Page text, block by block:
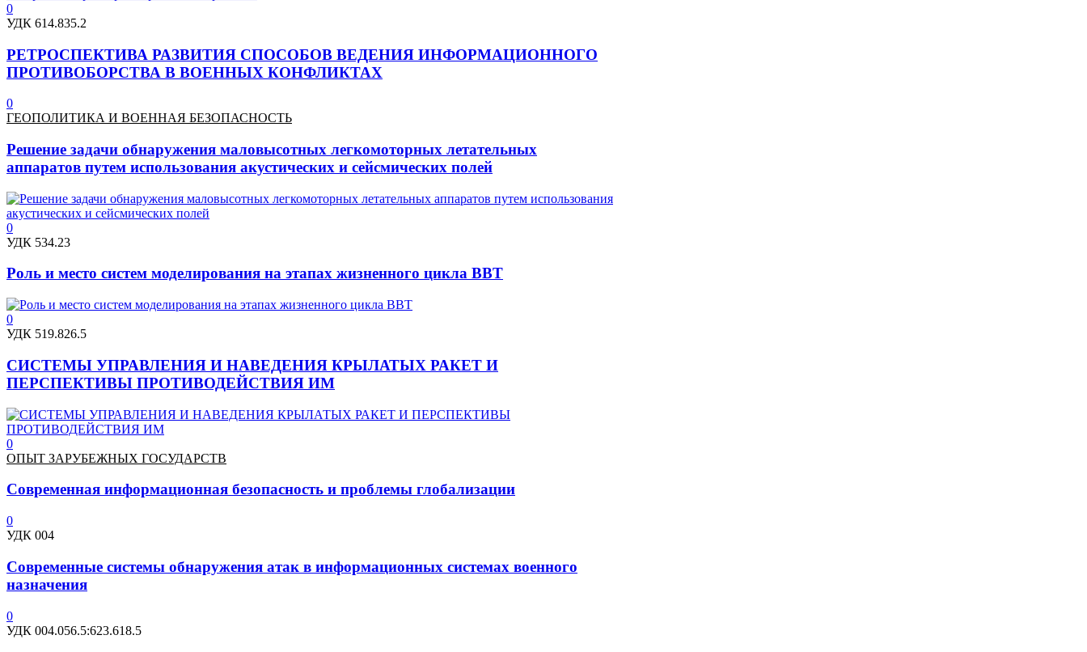
0
УДК 614.835.2
РЕТРОСПЕКТИВА РАЗВИТИЯ СПОСОБОВ ВЕДЕНИЯ ИНФОРМАЦИОННОГО
ПРОТИВОБОРСТВА В ВОЕННЫХ КОНФЛИКТАХ
0
ГЕОПОЛИТИКА И ВОЕННАЯ БЕЗОПАСНОСТЬ
Решение задачи обнаружения маловысотных легкомоторных летательных
аппаратов путем использования акустических и сейсмических полей
0
УДК 534.23
Роль и место систем моделирования на этапах жизненного цикла ВВТ
0
УДК 519.826.5
СИСТЕМЫ УПРАВЛЕНИЯ И НАВЕДЕНИЯ КРЫЛАТЫХ РАКЕТ И
ПЕРСПЕКТИВЫ ПРОТИВОДЕЙСТВИЯ ИМ
0
ОПЫТ ЗАРУБЕЖНЫХ ГОСУДАРСТВ
Современная информационная безопасность и проблемы глобализации
0
УДК 004
Современные системы обнаружения атак в информационных системах военного
назначения
0
УДК 004.056.5:623.618.5